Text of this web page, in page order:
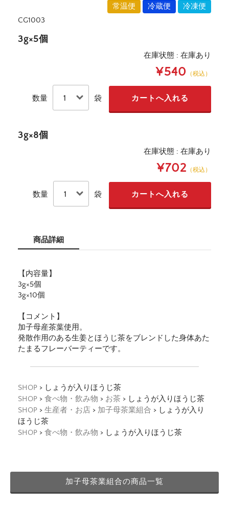
常温便 冷蔵便
冷凍便
CG1003
3g×5個
在庫状態 : 在庫あり
¥540 （税込）
数量 袋
3g×8個
在庫状態 : 在庫あり
¥702 （税込）
数量 袋
商品詳細
【内容量】
3g×5個
3g×10個
【コメント】
加子母産茶葉使用。
発散作用のある生姜とほうじ茶をブレンドした身体あた
たまるフレーバーティーです。
SHOP > しょうが入りほうじ茶
SHOP > 食べ物・飲み物 > お茶 > しょうが入りほうじ茶
SHOP > 生産者・お店 > 加子母茶業組合 > しょうが入り
ほうじ茶
SHOP > 食べ物・飲み物 > しょうが入りほうじ茶
加子母茶業組合の商品一覧